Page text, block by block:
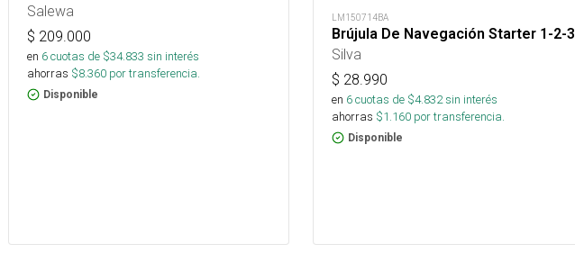
Salewa
$ 209.000
en 6cuotas de $34.833 sin interés
ahorras $8.360 por transferencia.
Disponible
LM150714BA
Brújula De Navegación Starter 1-2-3
Silva
$ 28.990
en 6cuotas de $4.832sin interés
ahorras $1.160 por transferencia.
Disponible